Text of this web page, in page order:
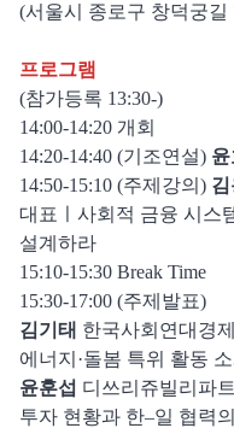
(서울시 종로구 창덕궁길
프로그램
(참가등록 13:30-)
14:00-14:20 개회
14:20-14:40 (기조연설)
14:50-15:10 (주제강의) 김
대표ㅣ사회적 금융 시스
설계하라
15:10-15:30 Break Time
15:30-17:00 (주제발표)
김기태 한국사회연대경
에너지·돌봄 특위 활동 소
윤훈섭 디쓰리쥬빌리파
투자 현황과 한–일 협력